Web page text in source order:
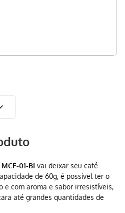
01-BI vai deixar seu café
de 60g, é possível ter o
e com aroma e sabor irresistíveis,
até grandes quantidades de